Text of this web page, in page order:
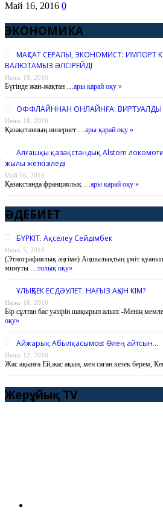
Май 16, 2016 0
ЭКОНОМИКА
МАҚСАТ СЕРАЛЫ, ЭКОНОМИСТ: ИМПОРТ
ВАЛЮТАМЫЗ ӘЛСІРЕЙДІ
Июнь 18, 2016
Бүгінде жан-жақтан … ары қарай оқу »
ОФФЛАЙННАН ОНЛАЙНҒА: ВИРТУАЛДЫ
Июнь 18, 2016
Қазақстанның иннернет … ары қарай оқу »
Алғашқы қазақстандық Alstom
жылы жеткізіледі
Май 16, 2016
Қазақстанда франциялық … ары қарай оқу »
ӘДЕБИЕТ
БҮРКІТ. Ақселеу Сейдімбек
Июнь 5, 2016
(Этнографиялық әңгіме) Аңшылықтың үміт
минуты …толық оқу»
ҰЛЫҚБЕК ЕСДӘУЛЕТ. НАҒЫЗ АҚЫН КІМ?
Июнь 18, 2016
Бір сұлтан бас уәзірін шақырып алып: -Менің
оқу»
Айжарық Абылқасымов: Өлең айтсын…
Июнь 12, 2016
Жас ақынға Ей,жас ақын, мен саған кезек берем,
Жерұйық TV